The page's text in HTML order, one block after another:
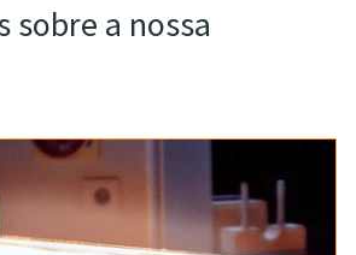
sobre a nossa